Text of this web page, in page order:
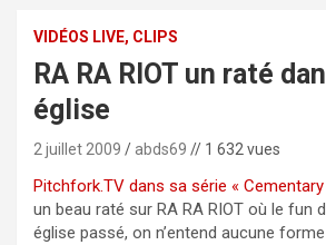
VIDÉOS LIVE, CLIPS
RA RA RIOT un raté
église
2 juillet 2009 abds69 // 1 632 vues
Pitchfork.TV dans sa série «
un beau raté sur RA RA RIOT où le fun
église passé, on n’entend aucune